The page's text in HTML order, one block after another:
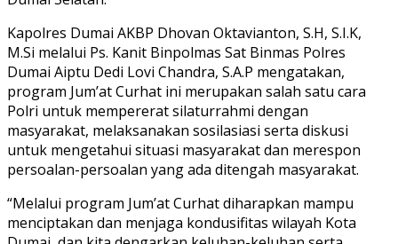
Kapolres Dumai AKBP Dhovan Oktavianton, S.H, S.I.K,
M.Si melalui Ps. Kanit Binpolmas Sat Binmas Polres
Dumai Aiptu Dedi Lovi Chandra, S.A.P mengatakan,
program Jum’at Curhat ini merupakan salah satu cara
Polri untuk mempererat silaturrahmi dengan
masyarakat, melaksanakan sosilasiasi serta diskusi
untuk mengetahui situasi masyarakat dan merespon
persoalan-persoalan yang ada ditengah masyarakat.
“Melalui program Jum’at Curhat diharapkan mampu
menciptakan dan menjaga kondusifitas wilayah Kota